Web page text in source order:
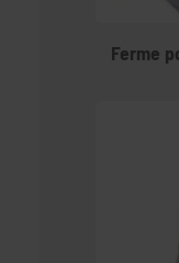
Ferme